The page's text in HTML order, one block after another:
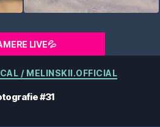
LIVE💦
Categorii
/ MELINSKII.OFFICIAL
#31